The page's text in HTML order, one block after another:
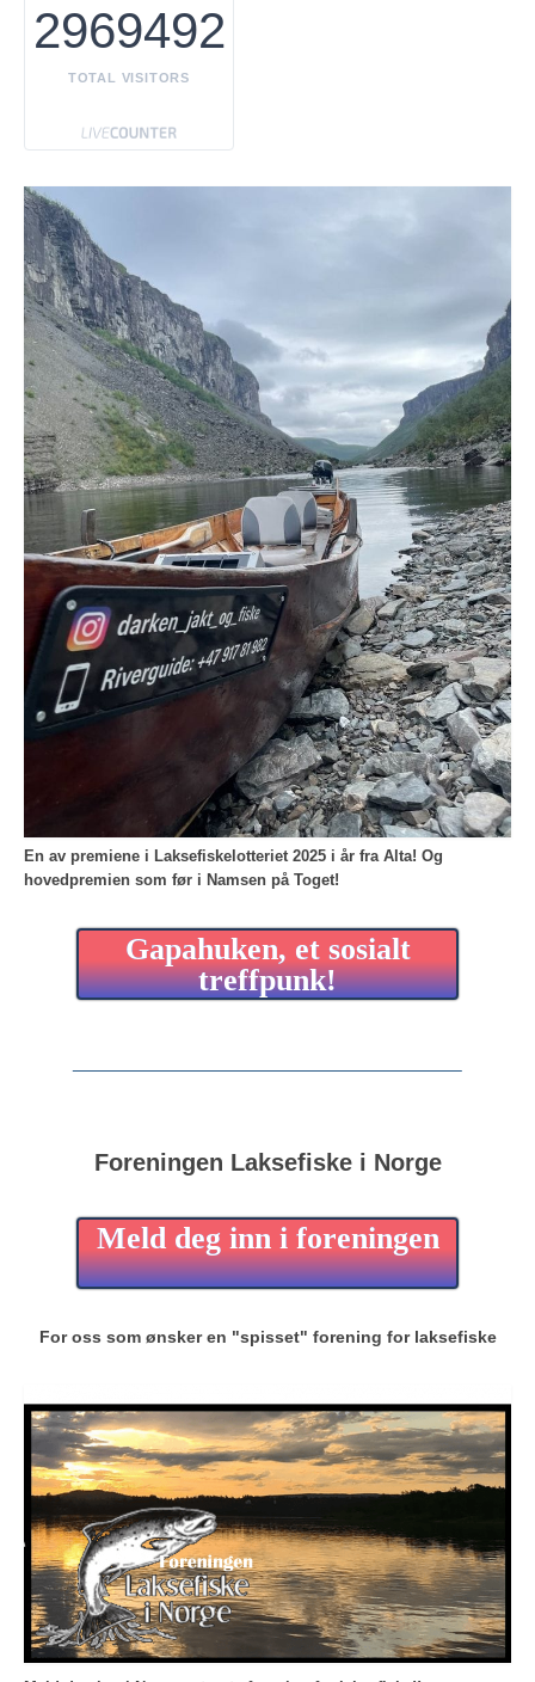
2969492
TOTAL VISITORS
En av premiene i Laksefiskelotteriet 2025 i år fra Alta! Og
hovedpremien som før i Namsen på Toget!
Gapahuken, et sosialt
treffpunk!
Foreningen Laksefiske i Norge
Meld deg inn i foreningen
For oss som ønsker en "spisset" forening for laksefiske